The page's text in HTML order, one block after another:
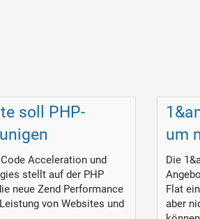
soll PHP-
Acceleration und
stellt auf der PHP
neue Zend Performance
von Websites und
um
Die
Flat
aber